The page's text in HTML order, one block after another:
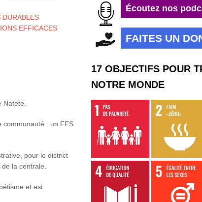
DURABLES
EFFICACES
communauté : un FFS
pour le district
la centrale.
et est
Écoutez nos
FAITES UN
17 OBJECTIFS POUR
NOTRE MONDE